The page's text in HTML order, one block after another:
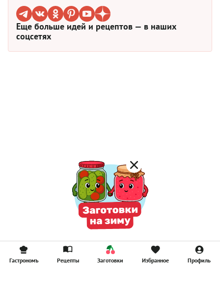
Еще больше идей и рецептов — в наших
соцсетях
Гастрономъ Рецепты Заготовки Избранное Профиль